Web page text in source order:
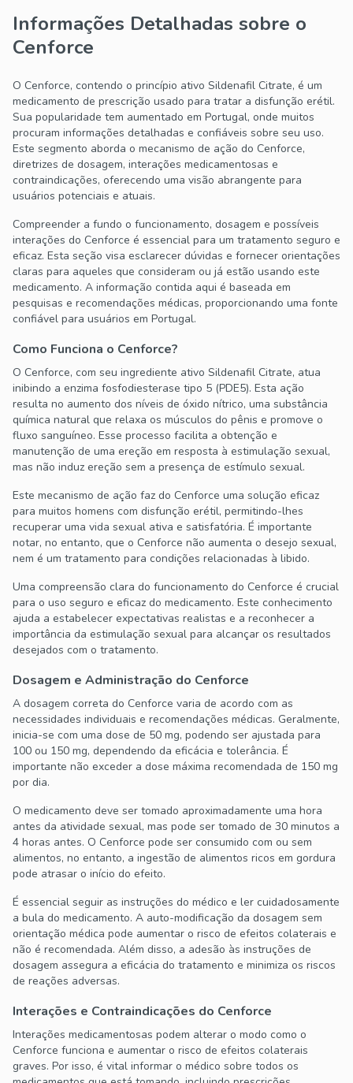
Informações Detalhadas sobre o
Cenforce
O Cenforce, contendo o princípio ativo Sildenafil Citrate, é um
medicamento de prescrição usado para tratar a disfunção erétil.
Sua popularidade tem aumentado em Portugal, onde muitos
procuram informações detalhadas e confiáveis sobre seu uso.
Este segmento aborda o mecanismo de ação do Cenforce,
diretrizes de dosagem, interações medicamentosas e
contraindicações, oferecendo uma visão abrangente para
usuários potenciais e atuais.
Compreender a fundo o funcionamento, dosagem e possíveis
interações do Cenforce é essencial para um tratamento seguro e
eficaz. Esta seção visa esclarecer dúvidas e fornecer orientações
claras para aqueles que consideram ou já estão usando este
medicamento. A informação contida aqui é baseada em
pesquisas e recomendações médicas, proporcionando uma fonte
confiável para usuários em Portugal.
Como Funciona o Cenforce?
O Cenforce, com seu ingrediente ativo Sildenafil Citrate, atua
inibindo a enzima fosfodiesterase tipo 5 (PDE5). Esta ação
resulta no aumento dos níveis de óxido nítrico, uma substância
química natural que relaxa os músculos do pênis e promove o
fluxo sanguíneo. Esse processo facilita a obtenção e
manutenção de uma ereção em resposta à estimulação sexual,
mas não induz ereção sem a presença de estímulo sexual.
Este mecanismo de ação faz do Cenforce uma solução eficaz
para muitos homens com disfunção erétil, permitindo-lhes
recuperar uma vida sexual ativa e satisfatória. É importante
notar, no entanto, que o Cenforce não aumenta o desejo sexual,
nem é um tratamento para condições relacionadas à libido.
Uma compreensão clara do funcionamento do Cenforce é crucial
para o uso seguro e eficaz do medicamento. Este conhecimento
ajuda a estabelecer expectativas realistas e a reconhecer a
importância da estimulação sexual para alcançar os resultados
desejados com o tratamento.
Dosagem e Administração do Cenforce
A dosagem correta do Cenforce varia de acordo com as
necessidades individuais e recomendações médicas. Geralmente,
inicia-se com uma dose de 50 mg, podendo ser ajustada para
100 ou 150 mg, dependendo da eficácia e tolerância. É
importante não exceder a dose máxima recomendada de 150 mg
por dia.
O medicamento deve ser tomado aproximadamente uma hora
antes da atividade sexual, mas pode ser tomado de 30 minutos a
4 horas antes. O Cenforce pode ser consumido com ou sem
alimentos, no entanto, a ingestão de alimentos ricos em gordura
pode atrasar o início do efeito.
É essencial seguir as instruções do médico e ler cuidadosamente
a bula do medicamento. A auto-modificação da dosagem sem
orientação médica pode aumentar o risco de efeitos colaterais e
não é recomendada. Além disso, a adesão às instruções de
dosagem assegura a eficácia do tratamento e minimiza os riscos
de reações adversas.
Interações e Contraindicações do Cenforce
Interações medicamentosas podem alterar o modo como o
Cenforce funciona e aumentar o risco de efeitos colaterais
graves. Por isso, é vital informar o médico sobre todos os